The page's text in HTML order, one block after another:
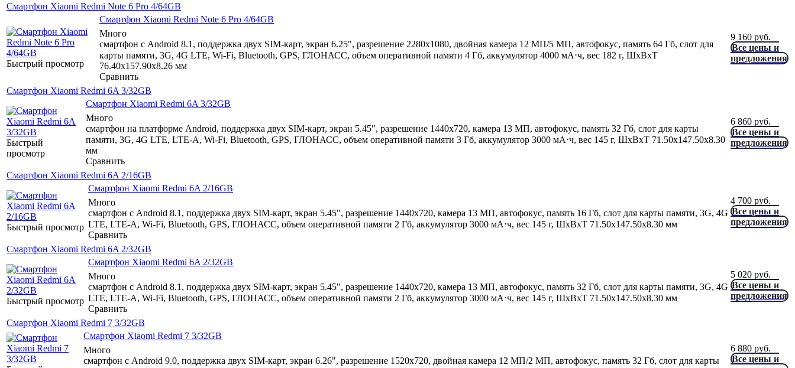
Смартфон Xiaomi Redmi Note 6 Pro 4/64GB
Быстрый просмотр
Смартфон Xiaomi Redmi Note 6 Pro 4/64GB
Много
смартфон с Android 8.1, поддержка двух SIM-карт, экран 6.25", разрешение 2280x1080, двойная камера 12 МП/5 МП, автофокус, память 64 Гб, слот для
карты памяти, 3G, 4G LTE, Wi-Fi, Bluetooth, GPS, ГЛОНАСС, объем оперативной памяти 4 Гб, аккумулятор 4000 мА⋅ч, вес 182 г, ШxВxТ
76.40x157.90x8.26 мм
Сравнить
9 160 руб.
Все цены и
предложения
Смартфон Xiaomi Redmi 6A 3/32GB
Быстрый
просмотр
Смартфон Xiaomi Redmi 6A 3/32GB
Много
смартфон на платформе Android, поддержка двух SIM-карт, экран 5.45", разрешение 1440x720, камера 13 МП, автофокус, память 32 Гб, слот для карты
памяти, 3G, 4G LTE, LTE-A, Wi-Fi, Bluetooth, GPS, ГЛОНАСС, объем оперативной памяти 3 Гб, аккумулятор 3000 мА⋅ч, вес 145 г, ШxВxТ 71.50x147.50x8.30
мм
Сравнить
6 860 руб.
Все цены и
предложения
Смартфон Xiaomi Redmi 6A 2/16GB
Быстрый просмотр
Смартфон Xiaomi Redmi 6A 2/16GB
Много
смартфон с Android 8.1, поддержка двух SIM-карт, экран 5.45", разрешение 1440x720, камера 13 МП, автофокус, память 16 Гб, слот для карты памяти, 3G, 4G
LTE, LTE-A, Wi-Fi, Bluetooth, GPS, ГЛОНАСС, объем оперативной памяти 2 Гб, аккумулятор 3000 мА⋅ч, вес 145 г, ШxВxТ 71.50x147.50x8.30 мм
Сравнить
4 700 руб.
Все цены и
предложения
Смартфон Xiaomi Redmi 6A 2/32GB
Быстрый просмотр
Смартфон Xiaomi Redmi 6A 2/32GB
Много
смартфон с Android 8.1, поддержка двух SIM-карт, экран 5.45", разрешение 1440x720, камера 13 МП, автофокус, память 32 Гб, слот для карты памяти, 3G, 4G
LTE, LTE-A, Wi-Fi, Bluetooth, GPS, ГЛОНАСС, объем оперативной памяти 2 Гб, аккумулятор 3000 мА⋅ч, вес 145 г, ШxВxТ 71.50x147.50x8.30 мм
Сравнить
5 020 руб.
Все цены и
предложения
Смартфон Xiaomi Redmi 7 3/32GB
Смартфон Xiaomi Redmi 7 3/32GB
Много
смартфон с Android 9.0, поддержка двух SIM-карт, экран 6.26", разрешение 1520x720, двойная камера 12 МП/2 МП, автофокус, память 32 Гб, слот для карты
6 880 руб.
Все цены и